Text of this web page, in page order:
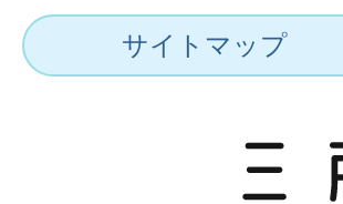
サイトマップ